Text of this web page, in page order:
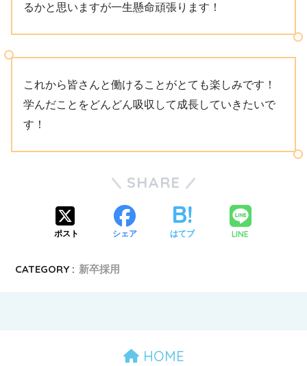
るかと思いますが一生懸命頑張ります！
これから皆さんと働けることがとても楽しみです！
学んだことをどんどん吸収して成長していきたいで
す！
SHARE
ポスト シェア はてブ LINE
CATEGORY : 新卒採用
HOME